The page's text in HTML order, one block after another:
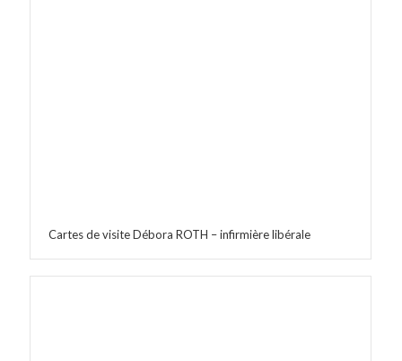
Cartes de visite Débora ROTH – infirmière libérale